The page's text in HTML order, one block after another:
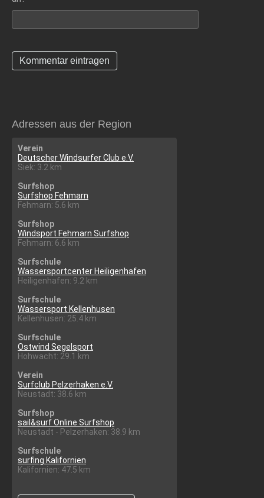
Adressen aus der Region
Verein
Deutscher Windsurfer Club e.V.
Siek: 3.2 km
Surfshop
Surfshop Fehmarn
Fehmarn: 5.6 km
Surfshop
Windsport Fehmarn Surfshop
Fehmarn: 6.6 km
Surfschule
Wassersportcenter Heiligenhafen
Heiligenhafen: 9.2 km
Surfschule
Wassersport Kellenhusen
Kellenhusen: 25.4 km
Surfschule
Ostwind Segelsport
Hohwacht: 29.1 km
Verein
Surfclub Pelzerhaken e.V.
Neustadt: 38.6 km
Surfshop
sail&surf Online Surfshop
Neustadt - Pelzerhaken: 38.9 km
Surfschule
surfing Kalifornien
Kalifornien: 47.5 km